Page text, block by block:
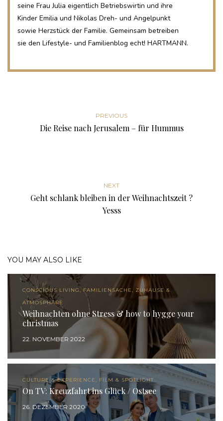
seine Frau Julia eigentlich Betriebswirtin und ihre
Kinder Emilia und Nikolas Dreh- und Angelpunkt
sowie Herzstück der Familie. Gemeinsam betreiben
sie den Lifestyle- und Familienblog echt! HARTMANN.
PREVIOUS
Die Reise nach Jerusalem – für Hummus
NEXT
Geht schlank bleiben in der Weihnachtszeit ?
Yesss
YOU MAY ALSO LIKE
CONSCIOUS LIVING, FAMILIENSACHE, ZUHAUSE &
ATMOSPHÄRE
Weihnachten ohne Stress & how to hygge your
christmas
22. NOVEMBER 2022
CULTURE & EXPERIENCE, FILM & SPOTLIGHT
On TV: Kreuzfahrt ins Glück / Ostsee
26. DEZEMBER 2020